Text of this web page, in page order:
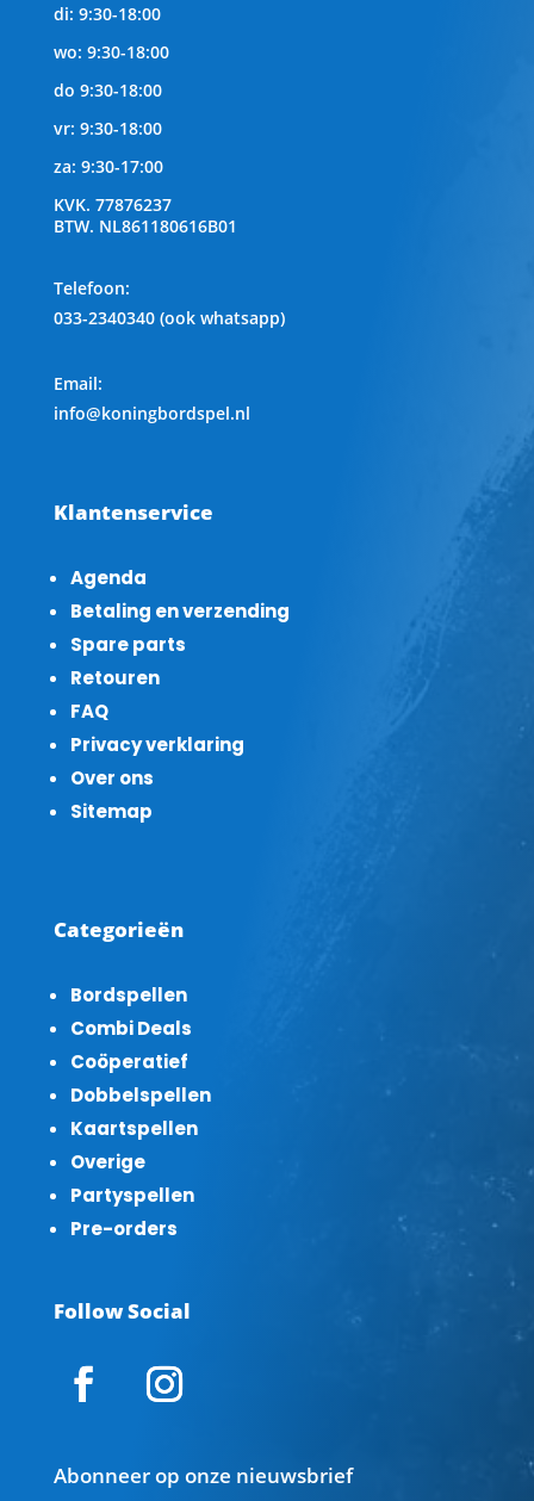
di: 9:30-18:00
wo: 9:30-18:00
do 9:30-18:00
vr: 9:30-18:00
za: 9:30-17:00
KVK. 77876237
BTW. NL861180616B01
Telefoon:
033-2340340 (ook whatsapp)
Email:
info@koningbordspel.nl
Klantenservice
Agenda
Betaling en verzending
Spare parts
Retouren
FAQ
Privacy verklaring
Over ons
Sitemap
Categorieën
Bordspellen
Combi Deals
Coöperatief
Dobbelspellen
Kaartspellen
Overige
Partyspellen
Pre-orders
Follow Social
Abonneer op onze nieuwsbrief